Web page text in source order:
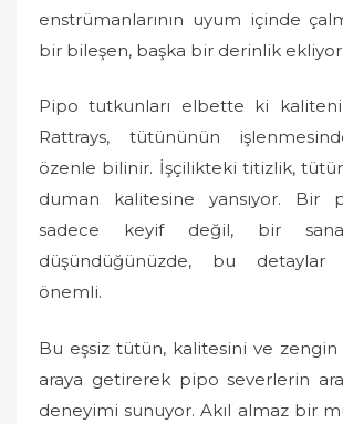
enstrümanlarının uyum içinde
bir bileşen, başka bir derinlik ekliyor.
Pipo tutkunları elbette ki
Rattrays, tütününün
özenle bilinir. İşçilikteki titizlik,
duman kalitesine yansıyor. Bir
sadece keyif değil, bir
düşündüğünüzde, bu
önemli.
Bu eşsiz tütün, kalitesini ve zengin
araya getirerek pipo severlerin
deneyimi sunuyor. Akıl almaz bir